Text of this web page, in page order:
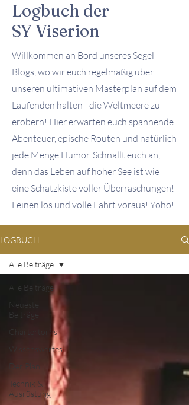
Logbuch der
SY Viserion
Willkommen an Bord unseres Segel-
Blogs, wo wir euch regelmäßig über
unseren ultimativen Masterplan auf dem
Laufenden halten - die Weltmeere zu
erobern! Hier erwarten euch spannende
Abenteuer, epische Routen und natürlich
jede Menge Humor. Schnallt euch an,
denn das Leben auf hoher See ist wie
eine Schatzkiste voller Überraschungen!
Leinen los und volle Fahrt voraus! Yoho!
LOGBUCH
Alle Beiträge
Neueste
Beiträge
Chartertörns
Wissenswertes
Der Plan
Technik &
Ausrüstung
Alle Beiträge